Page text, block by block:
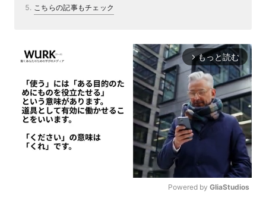
こちらの記事もチェック
arrow_forward_ios もっと読む
Powered by GliaStudios